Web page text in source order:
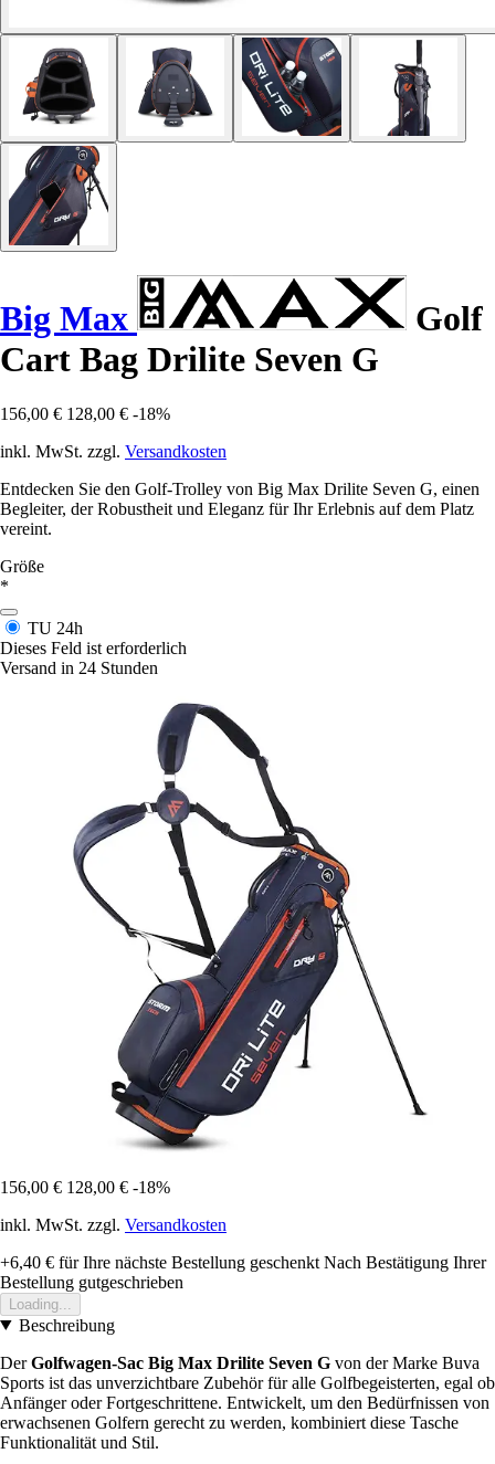
Big Max
Golf
Cart Bag Drilite Seven G
156,00 € 128,00 € -18%
inkl. MwSt. zzgl. Versandkosten
Entdecken Sie den Golf-Trolley von Big Max Drilite Seven G, einen
Begleiter, der Robustheit und Eleganz für Ihr Erlebnis auf dem Platz
vereint.
Größe
*
TU 24h
Dieses Feld ist erforderlich
Versand in 24 Stunden
156,00 € 128,00 € -18%
inkl. MwSt. zzgl. Versandkosten
+6,40 € für Ihre nächste Bestellung geschenkt Nach Bestätigung Ihrer
Bestellung gutgeschrieben
Loading...
Beschreibung
DerGolfwagen-Sac Big Max Drilite Seven G von der Marke Buva
Sports ist das unverzichtbare Zubehör für alle Golfbegeisterten, egal ob
Anfänger oder Fortgeschrittene. Entwickelt, um den Bedürfnissen von
erwachsenen Golfern gerecht zu werden, kombiniert diese Tasche
Funktionalität und Stil.